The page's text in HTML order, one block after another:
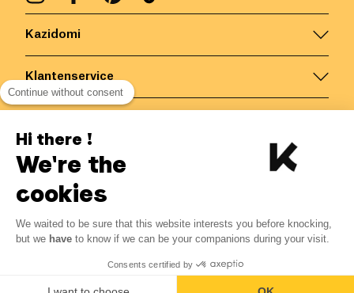
9.65€ 8.20€ -15% ?
Bespaar 1.45 € met K+
Laat mij weten
Kazidomi
Klantenservice
België/ NL
Alle rechten voorbehouden
Continue without consent
Hi there !
We're the
cookies
We waited to be sure that this website interests you before knocking,
but we have to know if we can be your companions during your visit.
Consents certified by